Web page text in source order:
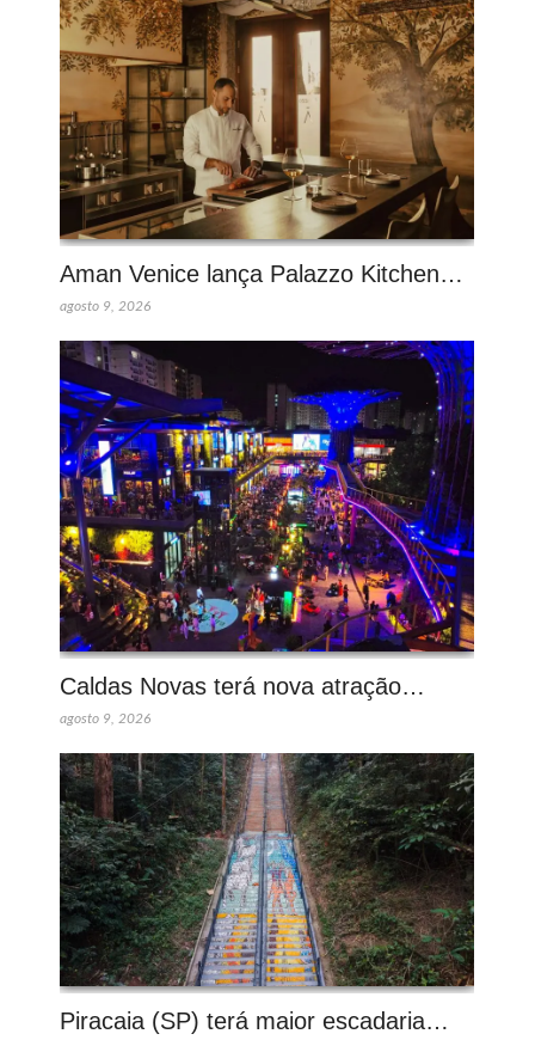
Aman Venice lança Palazzo Kitchen…
agosto 9, 2026
Caldas Novas terá nova atração…
agosto 9, 2026
Piracaia (SP) terá maior escadaria…